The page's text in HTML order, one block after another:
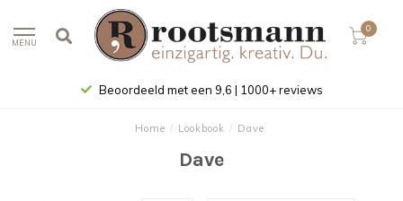
MENU
0
Beoordeeld met een 9,6 | 1000+ reviews
Home / Lookbook / Dave
Dave